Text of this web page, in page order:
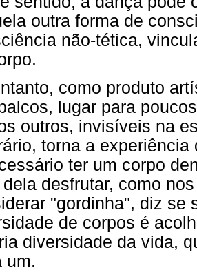
outra forma de
não-tética,
como produto
lugar para
outros, invisíveis na
torna a
ter um corpo
dela desfrutar, como
"gordinha", diz se
de corpos é
diversidade da vida,
um.